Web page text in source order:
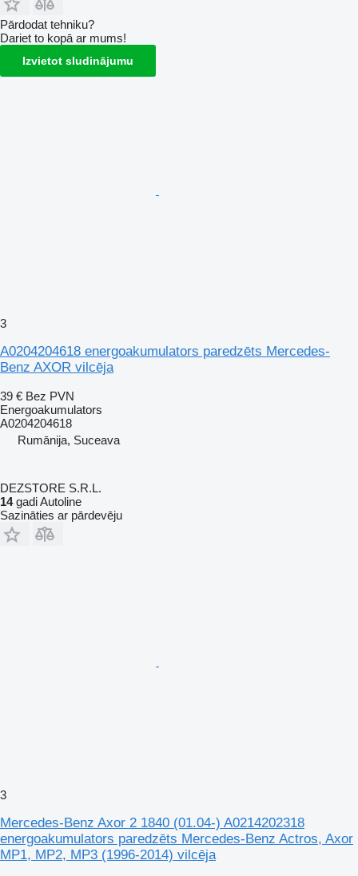
Pārdodat tehniku?
Dariet to kopā ar mums!
Izvietot sludinājumu
3
A0204204618 energoakumulators paredzēts Mercedes-
Benz AXOR vilcēja
39 € Bez PVN
Energoakumulators
A0204204618
Rumānija, Suceava
DEZSTORE S.R.L.
14gadi Autoline
Sazināties ar pārdevēju
3
Mercedes-Benz Axor 2 1840 (01.04-) A0214202318
energoakumulators paredzēts Mercedes-Benz Actros, Axor
MP1, MP2, MP3 (1996-2014) vilcēja